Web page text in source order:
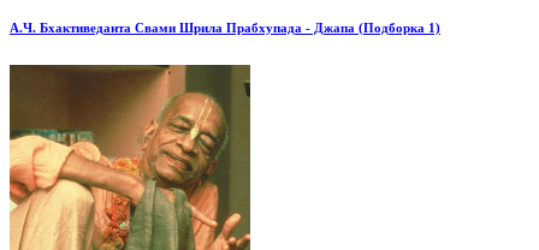
А.Ч. Бхактиведанта Свами Шрила Прабхупада - Джапа (Подборка 1)